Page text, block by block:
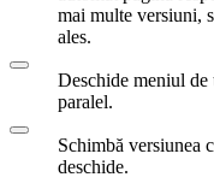
mai multe versiuni,
ales.
Deschide meniul de
paralel.
Schimbă versiunea
deschide.